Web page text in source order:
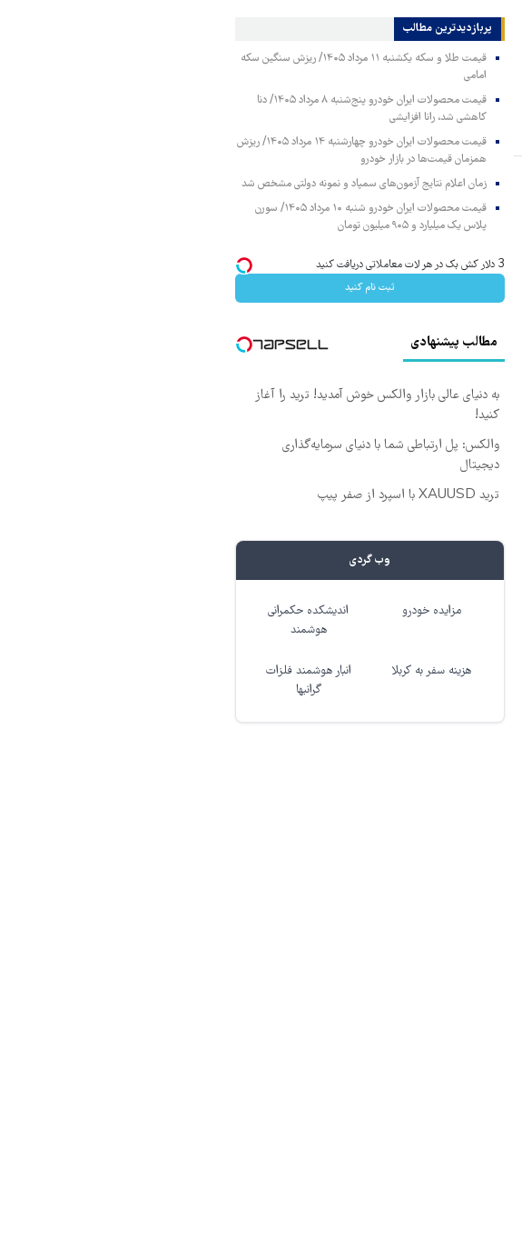
پربازدیدترین‌ مطالب
قیمت طلا و سکه یکشنبه ۱۱ مرداد ۱۴۰۵/ ریزش سنگین سکه
امامی
قیمت محصولات ایران خودرو پنج‌شنبه ۸ مرداد ۱۴۰۵/ دنا
کاهشی شد، رانا افزایشی
قیمت محصولات ایران خودرو چهارشنبه ۱۴ مرداد ۱۴۰۵/ ریزش
همزمان قیمت‌ها در بازار خودرو
زمان اعلام نتایج آزمون‌های سمپاد و نمونه دولتی مشخص شد
قیمت محصولات ایران خودرو شنبه ۱۰ مرداد ۱۴۰۵/ سورن
پلاس یک میلیارد و ۹۰۵ میلیون تومان
3 دلار کش بک در هر لات معاملاتی دریافت کنید
ثبت نام کنید
مطالب پیشنهادی
به دنیای عالی بازار والکس خوش آمدید! ترید را آغاز
کنید!
والکس: پل ارتباطی شما با دنیای سرمایه‌گذاری
دیجیتال
ترید XAUUSD با اسپرد از صفر پیپ
وب گردی
مزایده خودرو
اندیشکده حکمرانی
هوشمند
هزینه سفر به کربلا
انبار هوشمند فلزات
گرانبها